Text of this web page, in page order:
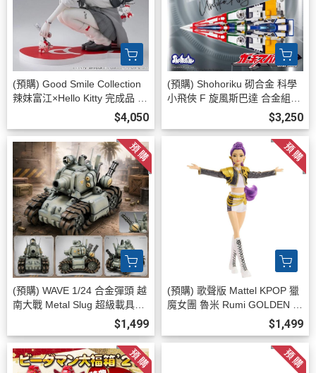
(預購) Good Smile Collection
辣妹富江×Hello Kitty 完成品 20
$4,050
(預購) Shohoriku 砌合金 科學
小飛俠 F 旋風斯巴達 合金組裝
模型 附有合金/磁石零件 20260
$3,250
(預購) WAVE 1/24 合金彈頭 越
南大戰 Metal Slug 超級載具00
1型 SV-001/I 組裝模型 202608
$1,499
(預購) 歌聲版 Mattel KPOP 獵
魔女團 魯米 Rumi GOLDEN 打
歌服 無武器 可動完成品 20260
$1,499